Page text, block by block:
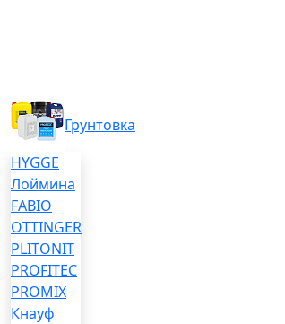
Грунтовка
HYGGE
Лоймина
FABIO
OTTINGER
PLITONIT
PROFITEC
PROMIX
Кнауф